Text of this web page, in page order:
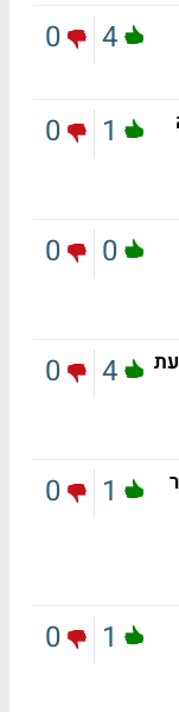
4
0
1
0
0
0
4
0
1
0
1
0